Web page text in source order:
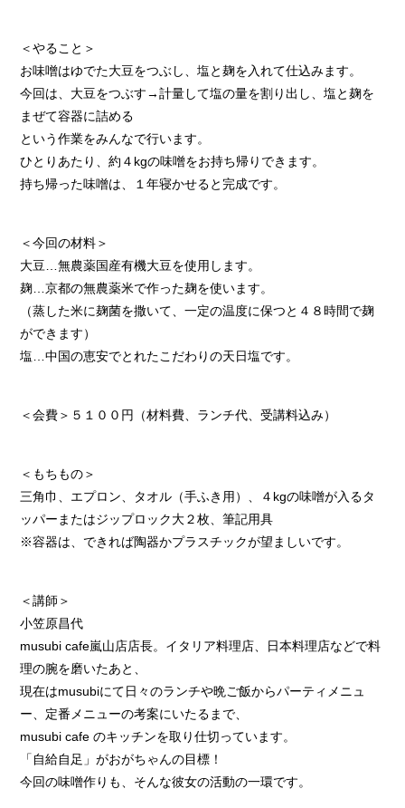
＜やること＞
お味噌はゆでた大豆をつぶし、塩と麹を入れて仕込みます。
今回は、大豆をつぶす→計量して塩の量を割り出し、塩と麹を
まぜて容器に詰める
という作業をみんなで行います。
ひとりあたり、約４kgの味噌をお持ち帰りできます。
持ち帰った味噌は、１年寝かせると完成です。
＜今回の材料＞
大豆…無農薬国産有機大豆を使用します。
麹…京都の無農薬米で作った麹を使います。
（蒸した米に麹菌を撒いて、一定の温度に保つと４８時間で麹
ができます）
塩…中国の恵安でとれたこだわりの天日塩です。
＜会費＞５１００円（材料費、ランチ代、受講料込み）
＜もちもの＞
三角巾、エプロン、タオル（手ふき用）、４kgの味噌が入るタ
ッパーまたはジップロック大２枚、筆記用具
※容器は、できれば陶器かプラスチックが望ましいです。
＜講師＞
小笠原昌代
musubi cafe嵐山店店長。イタリア料理店、日本料理店などで料
理の腕を磨いたあと、
現在はmusubiにて日々のランチや晩ご飯からパーティメニュ
ー、定番メニューの考案にいたるまで、
musubi cafe のキッチンを取り仕切っています。
「自給自足」がおがちゃんの目標！
今回の味噌作りも、そんな彼女の活動の一環です。